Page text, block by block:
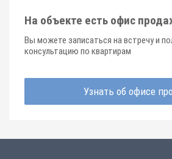
На объекте есть офис
Вы можете записаться на встречу и
консультацию по квартирам
Узнать об офисе